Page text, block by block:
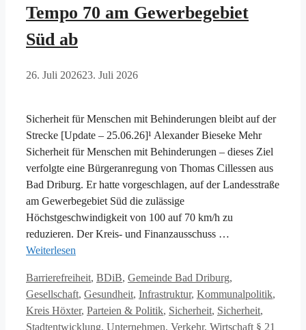
Tempo 70 am Gewerbegebiet
Süd ab
26. Juli 202623. Juli 2026
Sicherheit für Menschen mit Behinderungen bleibt auf der
Strecke [Update – 25.06.26]¹ Alexander Bieseke Mehr
Sicherheit für Menschen mit Behinderungen – dieses Ziel
verfolgte eine Bürgeranregung von Thomas Cillessen aus
Bad Driburg. Er hatte vorgeschlagen, auf der Landesstraße
am Gewerbegebiet Süd die zulässige
Höchstgeschwindigkeit von 100 auf 70 km/h zu
reduzieren. Der Kreis- und Finanzausschuss …
Weiterlesen
Kategorien
Barrierefreiheit, BDiB, Gemeinde Bad Driburg,
Gesellschaft, Gesundheit, Infrastruktur, Kommunalpolitik,
Kreis Höxter, Parteien & Politik, Sicherheit, Sicherheit,
Stadtentwicklung, Unternehmen, Verkehr, Wirtschaft § 21